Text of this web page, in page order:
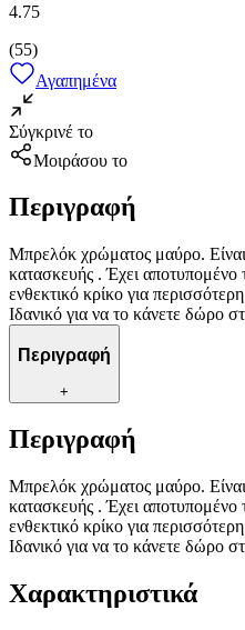
4.75
(55)
Αγαπημένα
Σύγκρινέ το
Μοιράσου το
Περιγραφή
Μπρελόκ χρώματος μαύρο. Είναι
κατασκευής . Έχει
ενθεκτικό κρίκο για
Ιδανικό για να το κάνετε δώρο
Περιγραφή
+
Περιγραφή
Μπρελόκ χρώματος μαύρο. Είναι
κατασκευής . Έχει
ενθεκτικό κρίκο για
Ιδανικό για να το κάνετε δώρο
Χαρακτηριστικά